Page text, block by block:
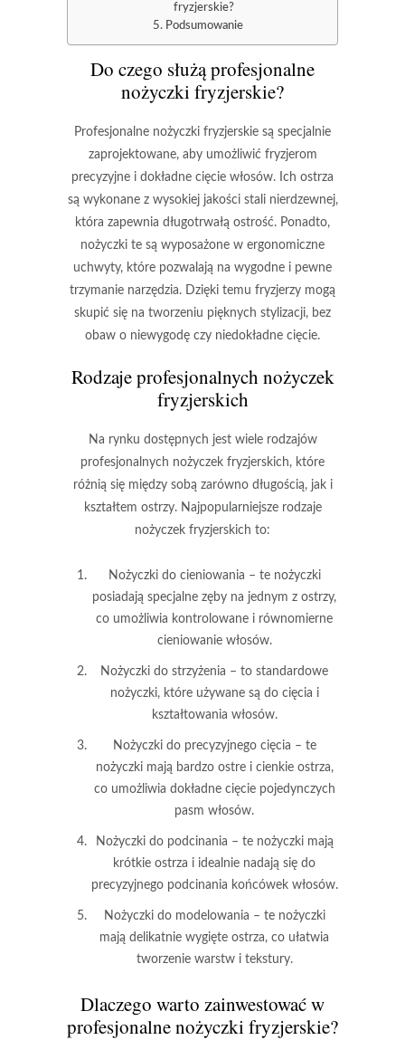
fryzjerskie?
Podsumowanie
Do czego służą profesjonalne
nożyczki fryzjerskie?
Profesjonalne nożyczki fryzjerskie są specjalnie
zaprojektowane, aby umożliwić fryzjerom
precyzyjne i dokładne cięcie włosów. Ich ostrza
są wykonane z wysokiej jakości stali nierdzewnej,
która zapewnia długotrwałą ostrość. Ponadto,
nożyczki te są wyposażone w ergonomiczne
uchwyty, które pozwalają na wygodne i pewne
trzymanie narzędzia. Dzięki temu fryzjerzy mogą
skupić się na tworzeniu pięknych stylizacji, bez
obaw o niewygodę czy niedokładne cięcie.
Rodzaje profesjonalnych nożyczek
fryzjerskich
Na rynku dostępnych jest wiele rodzajów
profesjonalnych nożyczek fryzjerskich, które
różnią się między sobą zarówno długością, jak i
kształtem ostrzy. Najpopularniejsze rodzaje
nożyczek fryzjerskich to:
Nożyczki do cieniowania – te nożyczki
posiadają specjalne zęby na jednym z ostrzy,
co umożliwia kontrolowane i równomierne
cieniowanie włosów.
Nożyczki do strzyżenia – to standardowe
nożyczki, które używane są do cięcia i
kształtowania włosów.
Nożyczki do precyzyjnego cięcia – te
nożyczki mają bardzo ostre i cienkie ostrza,
co umożliwia dokładne cięcie pojedynczych
pasm włosów.
Nożyczki do podcinania – te nożyczki mają
krótkie ostrza i idealnie nadają się do
precyzyjnego podcinania końcówek włosów.
Nożyczki do modelowania – te nożyczki
mają delikatnie wygięte ostrza, co ułatwia
tworzenie warstw i tekstury.
Dlaczego warto zainwestować w
profesjonalne nożyczki fryzjerskie?